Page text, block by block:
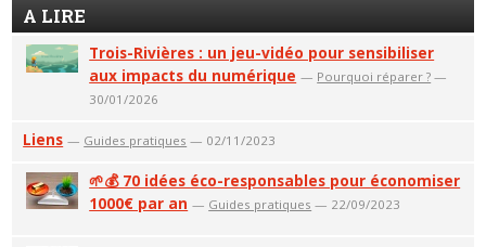
A LIRE
Trois-Rivières : un jeu-vidéo pour sensibiliser
aux impacts du numérique — Pourquoi réparer ? —
30/01/2026
Liens — Guides pratiques — 02/11/2023
🌱💰 70 idées éco-responsables pour économiser
1000€ par an — Guides pratiques — 22/09/2023